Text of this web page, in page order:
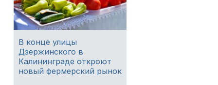
В конце улицы
Дзержинского в
Калининграде откроют
новый фермерский рынок